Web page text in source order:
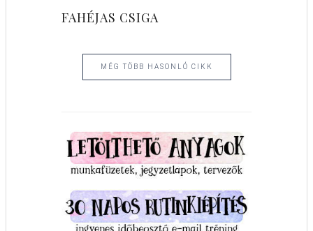
FAHÉJAS CSIGA
MÉG TÖBB HASONLÓ CIKK